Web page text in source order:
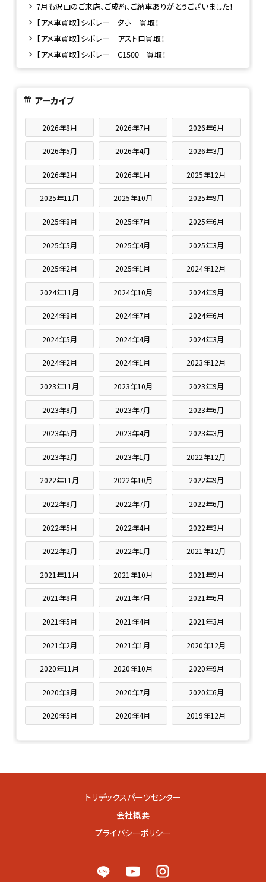
7月も沢山のご来店、ご成約、ご納車ありがとうございました！
【アメ車買取】シボレー タホ 買取！
【アメ車買取】シボレー アストロ買取！
【アメ車買取】シボレー C1500 買取！
アーカイブ
2026年8月 2026年7月 2026年6月
2026年5月 2026年4月 2026年3月
2026年2月 2026年1月 2025年12月
2025年11月 2025年10月 2025年9月
2025年8月 2025年7月 2025年6月
2025年5月 2025年4月 2025年3月
2025年2月 2025年1月 2024年12月
2024年11月 2024年10月 2024年9月
2024年8月 2024年7月 2024年6月
2024年5月 2024年4月 2024年3月
2024年2月 2024年1月 2023年12月
2023年11月 2023年10月 2023年9月
2023年8月 2023年7月 2023年6月
2023年5月 2023年4月 2023年3月
2023年2月 2023年1月 2022年12月
2022年11月 2022年10月 2022年9月
2022年8月 2022年7月 2022年6月
2022年5月 2022年4月 2022年3月
2022年2月 2022年1月 2021年12月
2021年11月 2021年10月 2021年9月
2021年8月 2021年7月 2021年6月
2021年5月 2021年4月 2021年3月
2021年2月 2021年1月 2020年12月
2020年11月 2020年10月 2020年9月
2020年8月 2020年7月 2020年6月
2020年5月 2020年4月 2019年12月
トリデックスパーツセンター
会社概要
プライバシーポリシー